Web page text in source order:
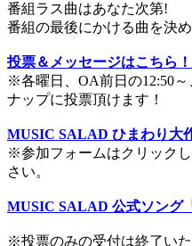
番組ラス曲はあなた次第!
番組の最後にかける曲を決め
投票＆メッセージはこちら！
※各曜日、OA前日の12:50
ナップに投票頂けます！
MUSIC SALAD ひまわり大
※参加フォームはクリック
さい。
MUSIC SALAD 公式ソング
※投票のみの受付は終了いた